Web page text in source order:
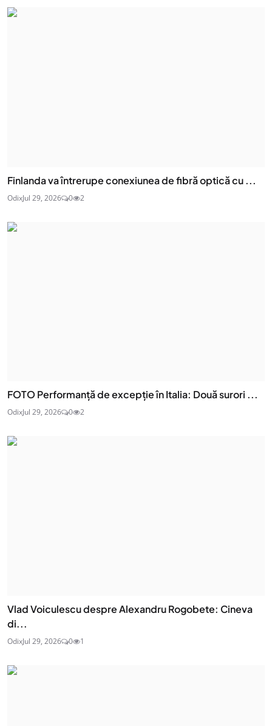
Finlanda va întrerupe conexiunea de fibră optică cu ...
OdixJul 29, 2026 0 2
FOTO Performanță de excepție în Italia: Două surori ...
OdixJul 29, 2026 0 2
Vlad Voiculescu despre Alexandru Rogobete: Cineva
di...
OdixJul 29, 2026 0 1